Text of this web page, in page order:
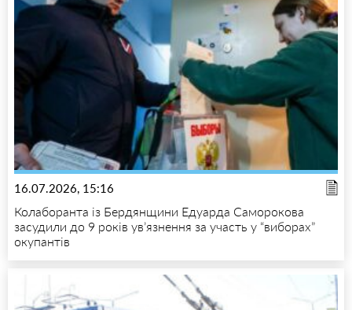
16.07.2026, 15:16
Колаборанта із Бердянщини Едуарда Саморокова
засудили до 9 років ув’язнення за участь у “виборах”
окупантів